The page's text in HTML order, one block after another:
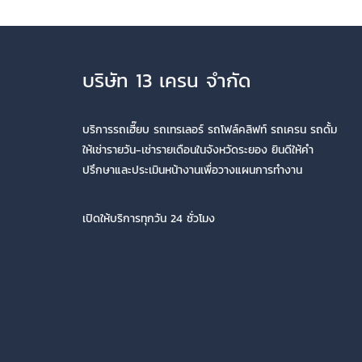
บริษัท 13 เครน จำกัด
บริการรถเฮี๊ยบ รถเทรเลอร์ รถโฟล์คลิฟท์ รถเครน รถดั้ม
ให้เช่ารายวัน-เช่ารายเดือนในจังหวัดระยอง ยินดีให้คำ
ปรึกษาและประเมินหน้างานเพื่อวางแผนการทำงาน
เปิดให้บริการทุกวัน 24 ชั่วโมง